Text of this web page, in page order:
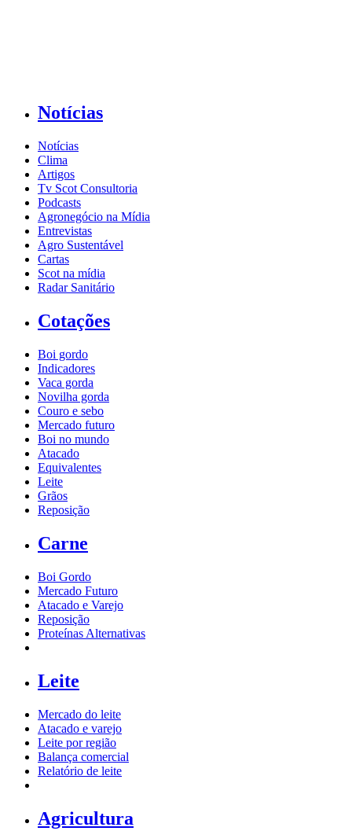
Notícias
Notícias
Clima
Artigos
Tv Scot Consultoria
Podcasts
Agronegócio na Mídia
Entrevistas
Agro Sustentável
Cartas
Scot na mídia
Radar Sanitário
Cotações
Boi gordo
Indicadores
Vaca gorda
Novilha gorda
Couro e sebo
Mercado futuro
Boi no mundo
Atacado
Equivalentes
Leite
Grãos
Reposição
Carne
Boi Gordo
Mercado Futuro
Atacado e Varejo
Reposição
Proteínas Alternativas
Leite
Mercado do leite
Atacado e varejo
Leite por região
Balança comercial
Relatório de leite
Agricultura